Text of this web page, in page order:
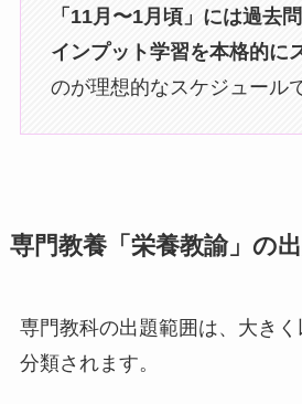
「11月〜1月頃」には過去
インプット学習を本格的に
のが理想的なスケジュール
専門教養「栄養教諭」の
専門教科の出題範囲は、大き
分類されます。